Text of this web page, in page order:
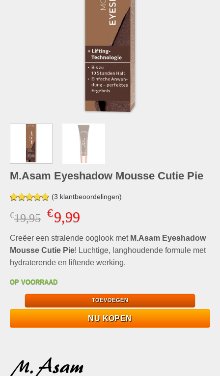
M.Asam Eyeshadow Mousse Cutie Pie
Gewaardeerd
5.00op 5
gebaseerd
waarderingen
(3 klantbeoordelingen)
€19,95 Oorspronkelijke
prijs
was:
€19,95.
€9,99Huidige
is:
€9,99.
Creëer een stralende ooglook met M.Asam Eyeshadow
Mousse Cutie Pie! Luchtige, langhoudende formule met
hydraterende en liftende werking.
OP VOORRAAD
TOEVOEGEN
NU KOPEN